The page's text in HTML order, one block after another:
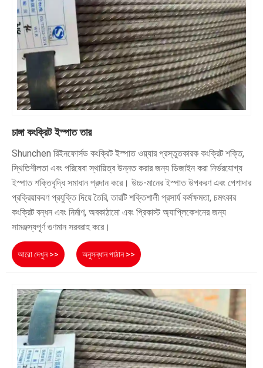
চাঙ্গা কংক্রিট ইস্পাত তার
Shunchen রিইনফোর্সড কংক্রিট ইস্পাত ওয়্যার প্রস্তুতকারক কংক্রিট শক্তি,
স্থিতিশীলতা এবং পরিষেবা স্থায়িত্ব উন্নত করার জন্য ডিজাইন করা নির্ভরযোগ্য
ইস্পাত শক্তিবৃদ্ধি সমাধান প্রদান করে। উচ্চ-মানের ইস্পাত উপকরণ এবং পেশাদার
প্রক্রিয়াকরণ প্রযুক্তি দিয়ে তৈরি, তারটি শক্তিশালী প্রসার্য কর্মক্ষমতা, চমৎকার
কংক্রিট বন্ধন এবং নির্মাণ, অবকাঠামো এবং প্রিকাস্ট অ্যাপ্লিকেশনের জন্য
সামঞ্জস্যপূর্ণ গুণমান সরবরাহ করে।
আরো দেখুন >> অনুসন্ধান পাঠান >>